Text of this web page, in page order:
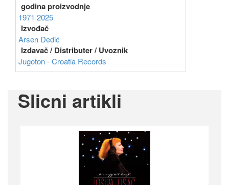
godina proizvodnje
1971 2025
Izvođač
Arsen Dedić
Izdavač / Distributer / Uvoznik
Jugoton - Croatia Records
Slicni artikli